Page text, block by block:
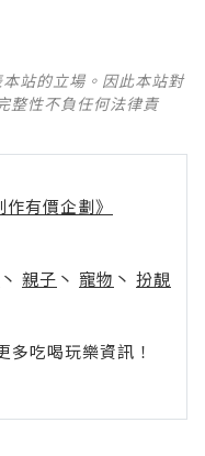
站的立場。因此本站對
整性不負任何法律責
有價企劃》
丶 親子 丶 寵物 丶 扮靚
吃喝玩樂資訊！